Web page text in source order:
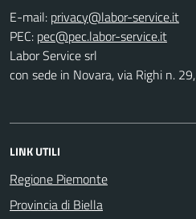
E-mail:
PEC:
Labor Service srl
con sede in Novara, via Righi n. 29,
LINK UTILI
Regione Piemonte
Provincia di Biella